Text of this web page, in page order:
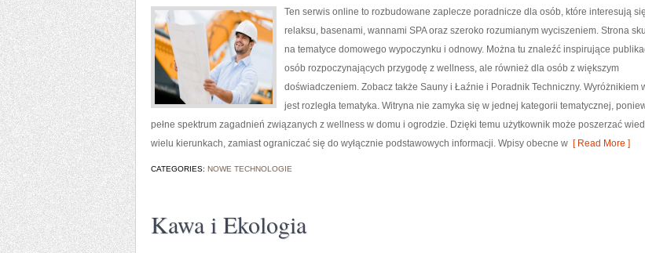
Ten serwis online to rozbudowane zaplecze poradnicze dla osób, które interesują
relaksu, basenami, wannami SPA oraz szeroko rozumianym wyciszeniem. Strona
na tematyce domowego wypoczynku i odnowy. Można tu znaleźć inspirujące
osób rozpoczynających przygodę z wellness, ale również dla osób z większym
doświadczeniem. Zobacz także Sauny i Łaźnie i Poradnik Techniczny. Wyróżnikiem
jest rozległa tematyka. Witryna nie zamyka się w jednej kategorii tematycznej,
pełne spektrum zagadnień związanych z wellness w domu i ogrodzie. Dzięki temu użytkownik może poszerzać
wielu kierunkach, zamiast ograniczać się do wyłącznie podstawowych informacji. Wpisy obecne w [ Read More ]
CATEGORIES: NOWE TECHNOLOGIE
Kawa i Ekologia